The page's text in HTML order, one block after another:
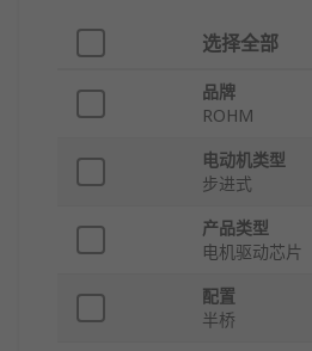
选择全部
品牌
ROHM
电动机类型
步进式
产品类型
电机驱动芯片
配置
半桥